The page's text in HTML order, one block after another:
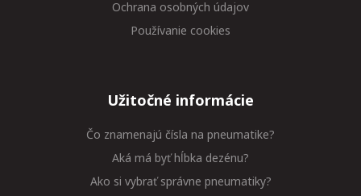
Ochrana osobných údajov
Používanie cookies
Užitočné informácie
Čo znamenajú čísla na pneumatike?
Aká má byť hĺbka dezénu?
Ako si vybrať správne pneumatiky?